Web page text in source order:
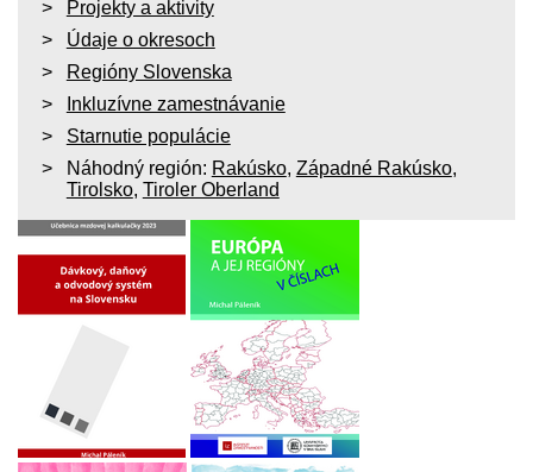
Projekty a aktivity
Údaje o okresoch
Regióny Slovenska
Inkluzívne zamestnávanie
Starnutie populácie
Náhodný región: Rakúsko, Západné Rakúsko,
Tirolsko, Tiroler Oberland